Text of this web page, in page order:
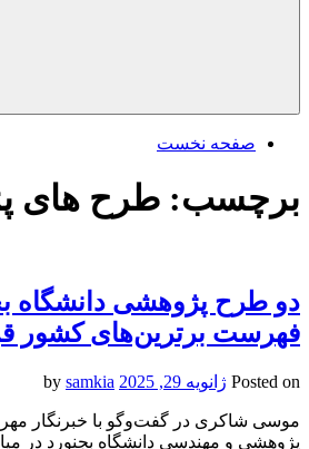
صفحه نخست
برچسب: طرح های
دو طرح پژوهشی دانشگاه
فهرست برترین‌های کشور
Posted on ژانویه 29, 2025 samkia
موسی شاکری در گفت‌وگو با خبرنگار
پژوهشی و مهندسی دانشگاه بجنورد در میان ۱۶۴